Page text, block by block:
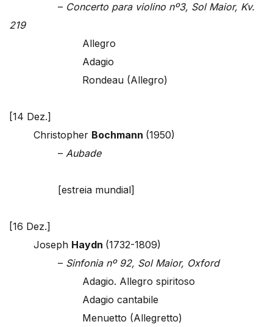
– Concerto para violino nº3, Sol Maior, Kv.
219
Allegro
Adagio
Rondeau (Allegro)
[14 Dez.]
Christopher Bochmann (1950)
– Aubade
[estreia mundial]
[16 Dez.]
Joseph Haydn (1732-1809)
– Sinfonia nº 92, Sol Maior, Oxford
Adagio. Allegro spiritoso
Adagio cantabile
Menuetto (Allegretto)